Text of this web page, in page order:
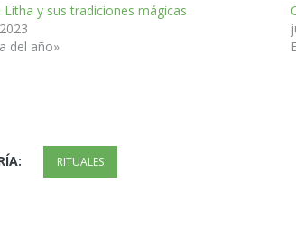
Litha y sus tradiciones mágicas
del año»
RITUALES